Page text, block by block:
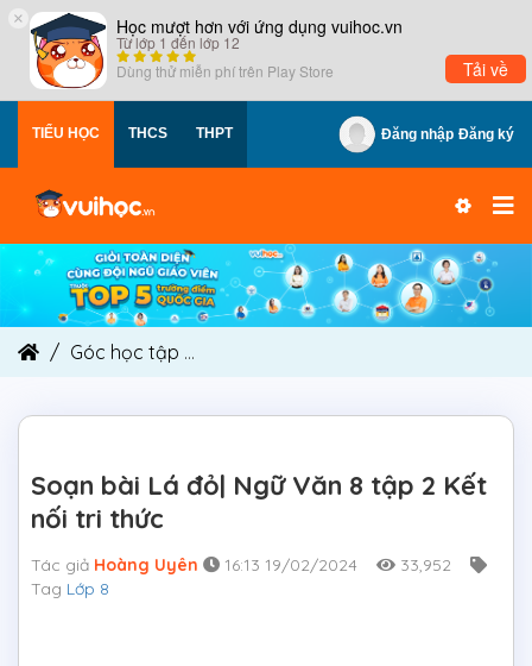
× Học mượt hơn với ứng dụng vuihoc.vn
Từ lớp 1 đến lớp 12
Dùng thử miễn phí trên Play Store Tải về
TIỂU HỌC THCS THPT Đăng nhập Đăng ký
Góc học tập
Soạn bài Lá đỏ| Ngữ Văn 8 tập 2 Kết
nối tri thức
Tác giả Hoàng Uyên 16:13 19/02/2024
33,952
Tag Lớp 8